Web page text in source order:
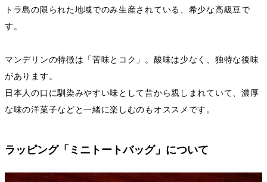
トラ島の限られた地域でのみ生産されている、希少な高級豆で
す。
マンデリンの特徴は「苦味とコク」。酸味は少なく、独特な後味
があります。
日本人の口に馴染みやすい味として昔から親しまれていて、濃厚
な味の洋菓子などと一緒に楽しむのもオススメです。
ラッピング「ミニトートバッグ」について